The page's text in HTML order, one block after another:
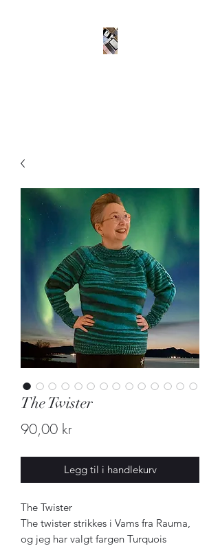
The Twister
90,00 krPris
Legg til i handlekurv
The Twister
The twister strikkes i Vams fra Rauma,
og jeg har valgt fargen Turquois